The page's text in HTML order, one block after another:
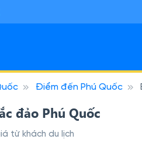
Tour Miền Nam 29
Khách sạn Miền Bắc 7
Điểm đến Phú Quốc
đảo Phú Quốc
từ khách du lịch